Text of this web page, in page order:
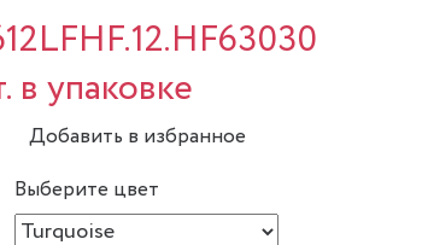
в упаковке
Добавить в избранное
Выберите цвет